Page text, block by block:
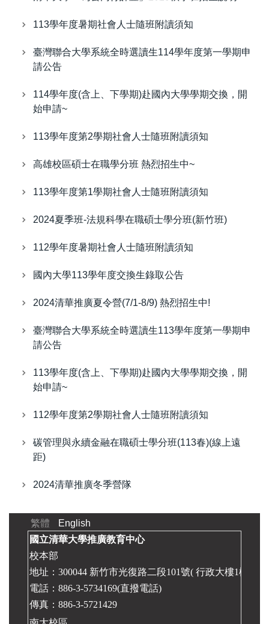
113學年度暑期社會人士隨班附讀須知
臺灣聯合大學系統全時選讀生114學年度第一學期申
請公告
114學年度(含上、下學期)赴國內大學學期交換，開
始申請~
113學年度第2學期社會人士隨班附讀須知
高雄校區碩士在職學分班 熱烈招生中~
113學年度第1學期社會人士隨班附讀須知
2024夏季班-法規科學在職碩士學分班(新竹班)
112學年度暑期社會人士隨班附讀須知
國內大學113學年度交換生錄取公告
2024清華推廣夏令營(7/1-8/9) 熱烈招生中!
臺灣聯合大學系統全時選讀生113學年度第一學期申
請公告
113學年度(含上、下學期)赴國內大學學期交換，開
始申請~
112學年度第2學期社會人士隨班附讀須知
碳管理與永續金融在職碩士學分班(113春)(線上遠
距)
2024清華推廣冬季營隊
繁體
English
國立清華大學推廣教育中心
校本部
地址：300044 新竹市光復路二段101號( 行政大樓1樓 推
電話：886-3-5734169(直撥電話)
傳真：886-3-5721429